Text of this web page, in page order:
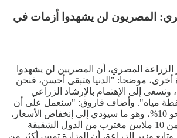
المصريون لن يشهدوا أزمات في
الزراعة المصري، أن المصريين لن يشهدوا
موضحا: "الدنيا هتبقى أحسن، فنحن
ونسعى إلى الإهتمام بالإرشاد الزراعي
مياه". وأضاف فاروق: "سنعمل على أن
تزيد إنتاجية مزارعنا نحو 10%، وهو ما سيؤدي إلى إنخفاض الأسعار،
وبخاصة أن لدينا أكثر من 10 ملايين مغترب من الدول الشقيقة
وزير الزراعة، أن الوزارة تمس أكثر من